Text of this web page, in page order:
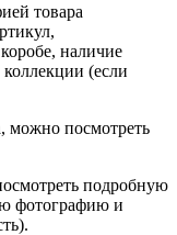
товара
наличие
(если
можно посмотреть
подробную
фотографию и